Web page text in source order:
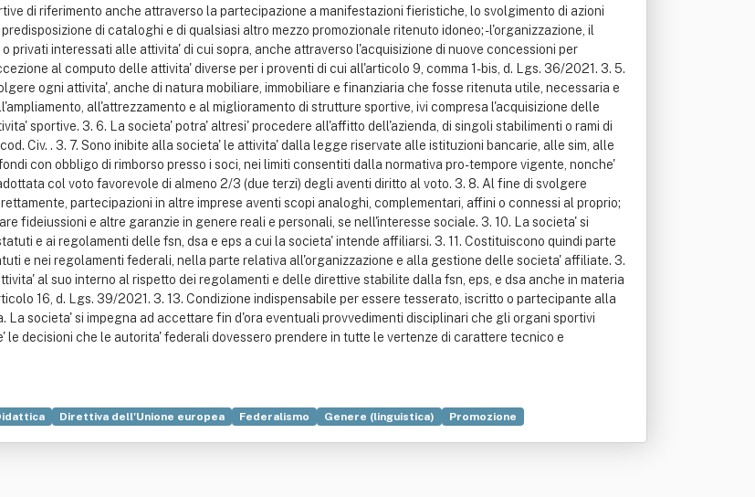
di riferimento anche attraverso la partecipazione a manifestazioni fieristiche, lo svolgimento di azioni
di cataloghi e di qualsiasi altro mezzo promozionale ritenuto idoneo; - l'organizzazione, il
privati interessati alle attivita' di cui sopra, anche attraverso l'acquisizione di nuove concessioni per
al computo delle attivita' diverse per i proventi di cui all'articolo 9, comma 1-bis, d. Lgs. 36/2021. 3. 5.
ogni attivita', anche di natura mobiliare, immobiliare e finanziaria che fosse ritenuta utile, necessaria e
all'attrezzamento e al miglioramento di strutture sportive, ivi compresa l'acquisizione delle
sportive. 3. 6. La societa' potra' altresi' procedere all'affitto dell'azienda, di singoli stabilimenti o rami di
Civ. . 3. 7. Sono inibite alla societa' le attivita' dalla legge riservate alle istituzioni bancarie, alle sim, alle
con obbligo di rimborso presso i soci, nei limiti consentiti dalla normativa pro-tempore vigente, nonche'
col voto favorevole di almeno 2/3 (due terzi) degli aventi diritto al voto. 3. 8. Al fine di svolgere
partecipazioni in altre imprese aventi scopi analoghi, complementari, affini o connessi al proprio;
fideiussioni e altre garanzie in genere reali e personali, se nell'interesse sociale. 3. 10. La societa' si
e ai regolamenti delle fsn, dsa e eps a cui la societa' intende affiliarsi. 3. 11. Costituiscono quindi parte
e nei regolamenti federali, nella parte relativa all'organizzazione e alla gestione delle societa' affiliate. 3.
al suo interno al rispetto dei regolamenti e delle direttive stabilite dalla fsn, eps, e dsa anche in materia
16, d. Lgs. 39/2021. 3. 13. Condizione indispensabile per essere tesserato, iscritto o partecipante alla
La societa' si impegna ad accettare fin d'ora eventuali provvedimenti disciplinari che gli organi sportivi
decisioni che le autorita' federali dovessero prendere in tutte le vertenze di carattere tecnico e
Direttiva dell'Unione europea Federalismo Genere (linguistica) Promozione